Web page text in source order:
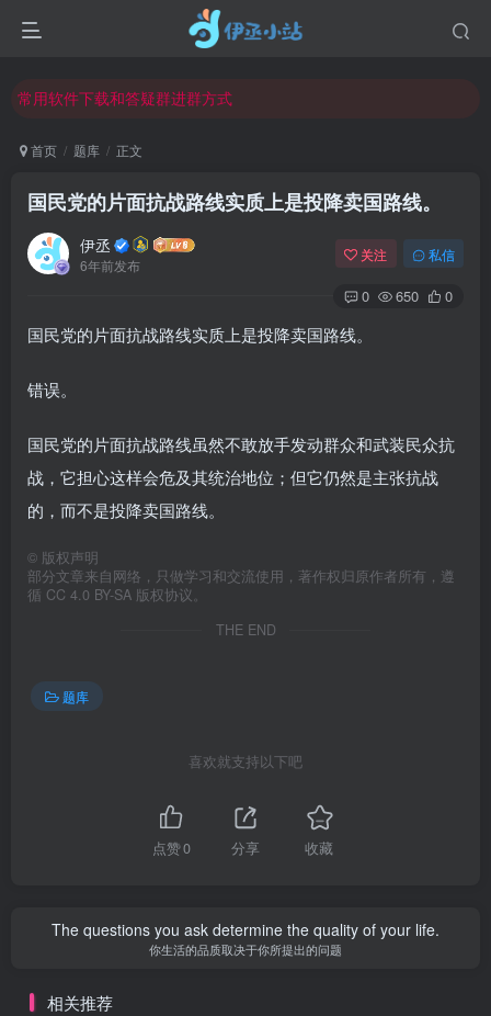
欢迎反馈网站中存在的问题和建议！
常用软件下载和答疑群进群方式
欢迎访问伊丞小站！
首页 题库 正文
国民党的片面抗战路线实质上是投降卖国路线。
伊丞
6年前发布
关注 私信
0 650 0
国民党的片面抗战路线实质上是投降卖国路线。
错误。
国民党的片面抗战路线虽然不敢放手发动群众和武装民众抗
战，它担心这样会危及其统治地位；但它仍然是主张抗战
的，而不是投降卖国路线。
© 版权声明
部分文章来自网络，只做学习和交流使用，著作权归原作者所有，遵
循 CC 4.0 BY-SA 版权协议。
THE END
题库
喜欢就支持以下吧
点赞0 分享 收藏
The questions you ask determine the quality of your life.
你生活的品质取决于你所提出的问题
相关推荐